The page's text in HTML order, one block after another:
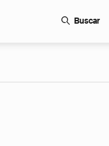
Buscar